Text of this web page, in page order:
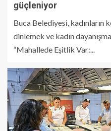
güçleniyor
Buca Belediyesi,
dinlemek ve kadın
“Mahallede Eşitlik Var:...